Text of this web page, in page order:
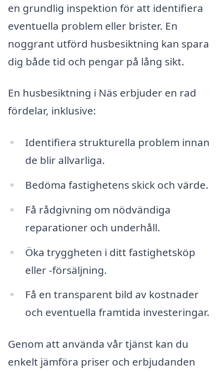
en grundlig inspektion för att identifiera
eventuella problem eller brister. En
noggrant utförd husbesiktning kan spara
dig både tid och pengar på lång sikt.
En husbesiktning i Näs erbjuder en rad
fördelar, inklusive:
Identifiera strukturella problem innan
de blir allvarliga.
Bedöma fastighetens skick och värde.
Få rådgivning om nödvändiga
reparationer och underhåll.
Öka tryggheten i ditt fastighetsköp
eller -försäljning.
Få en transparent bild av kostnader
och eventuella framtida investeringar.
Genom att använda vår tjänst kan du
enkelt jämföra priser och erbjudanden